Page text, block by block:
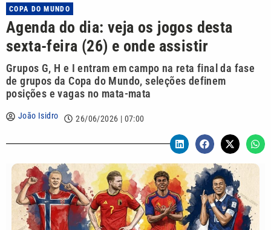
COPA DO MUNDO
Agenda do dia: veja os jogos desta
sexta-feira (26) e onde assistir
Grupos G, H e I entram em campo na reta final da fase
de grupos da Copa do Mundo, seleções definem
posições e vagas no mata-mata
João Isidro 26/06/2026 | 07:00